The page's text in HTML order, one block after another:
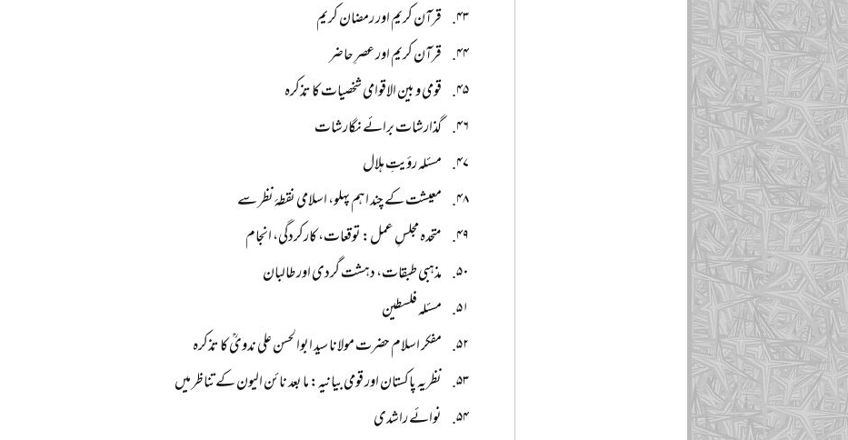
قرآن کریم اور رمضان کریم
قرآن کریم اور عصرِ حاضر
قومی و بین الاقوامی شخصیات کا تذکرہ
گذارشات برائے نگارشات
مسئلہ رؤیتِ ہلال
معیشت کے چند اہم پہلو، اسلامی نقطۂ نظر سے
متحدہ مجلسِ عمل: توقعات، کارکردگی، انجام
مذہبی طبقات، دہشت گردی اور طالبان
مسئلہ فلسطین
مفکر اسلام حضرت مولانا سید ابوالحسن علی ندویؒ کا تذکرہ
نظریہ پاکستان اور قومی بیانیہ: ما بعد نائن الیون کے تناظر میں
نوائے راشدی